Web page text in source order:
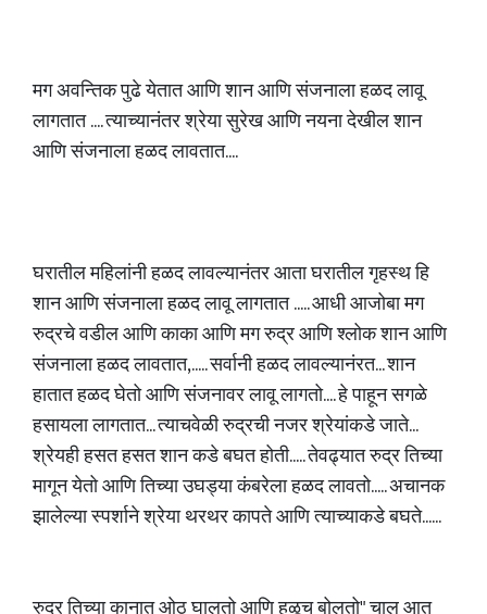
मग अवन्तिक पुढे येतात आणि शान आणि संजनाला हळद लावू
लागतात .... त्याच्यानंतर श्रेया सुरेख आणि नयना देखील शान
आणि संजनाला हळद लावतात....
घरातील महिलांनी हळद लावल्यानंतर आता घरातील गृहस्थ हि
शान आणि संजनाला हळद लावू लागतात ..... आधी आजोबा मग
रुद्रचे वडील आणि काका आणि मग रुद्र आणि श्लोक शान आणि
संजनाला हळद लावतात,..... सर्वानी हळद लावल्यानंरत... शान
हातात हळद घेतो आणि संजनावर लावू लागतो.... हे पाहून सगळे
हसायला लागतात... त्याचवेळी रुद्रची नजर श्रेयांकडे जाते...
श्रेयही हसत हसत शान कडे बघत होती..... तेवढ्यात रुद्र तिच्या
मागून येतो आणि तिच्या उघड्या कंबरेला हळद लावतो..... अचानक
झालेल्या स्पर्शाने श्रेया थरथर कापते आणि त्याच्याकडे बघते......